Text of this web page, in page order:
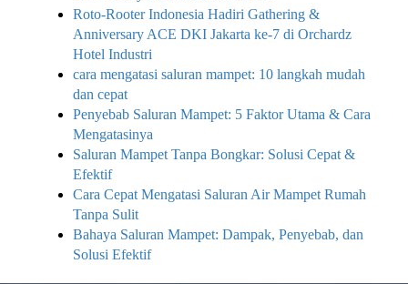
Roto-Rooter Indonesia Hadiri Gathering &
Anniversary ACE DKI Jakarta ke-7 di Orchardz
Hotel Industri
cara mengatasi saluran mampet: 10 langkah mudah
dan cepat
Penyebab Saluran Mampet: 5 Faktor Utama & Cara
Mengatasinya
Saluran Mampet Tanpa Bongkar: Solusi Cepat &
Efektif
Cara Cepat Mengatasi Saluran Air Mampet Rumah
Tanpa Sulit
Bahaya Saluran Mampet: Dampak, Penyebab, dan
Solusi Efektif